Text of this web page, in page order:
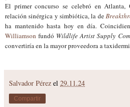
El primer concurso se celebró en Atlanta,
relación sinérgica y simbiótica, la de
ha mantenido hasta hoy en día.
Williamson fundó Wildlife Artist Supply
convertiría en la mayor proveedora a
Salvador Pérez el 29.11.24
Compartir